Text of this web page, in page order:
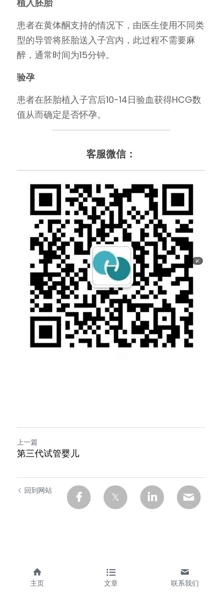
植入胚胎
患者在黄体酮支持的情况下，由医生使用不同类
型的导管将胚胎送入子宫内，此过程不需要麻
醉，通常时间为15分钟。
验孕
患者在胚胎植入子宫后10-14日验血获得HCG数
值从而确定是否怀孕。
客服微信：
上一篇
第三代试管婴儿
回到网站
主页 文章 联系我们